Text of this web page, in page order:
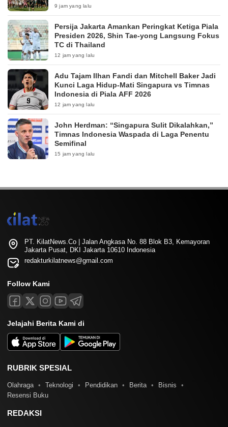
9 jam yang lalu
Persija Jakarta Amankan Peringkat Ketiga Piala
Presiden 2026, Shin Tae-yong Langsung Fokus
TC di Thailand
12 jam yang lalu
Adu Tajam Ilhan Fandi dan Mitchell Baker Jadi
Kunci Laga Hidup-Mati Singapura vs Timnas
Indonesia di Piala AFF 2026
12 jam yang lalu
John Herdman: “Singapura Sulit Dikalahkan,”
Timnas Indonesia Waspada di Laga Penentu
Semifinal
15 jam yang lalu
PT. KilatNews.Co | Jalan Angkasa No. 88 Blok B3, Kemayoran
Jakarta Pusat, DKI Jakarta 10610 Indonesia
redakturkilatnews@gmail.com
Follow Kami
Jelajahi Berita Kami di
RUBRIK SPESIAL
Olahraga Teknologi Pendidikan Berita
Bisnis
Resensi Buku
REDAKSI